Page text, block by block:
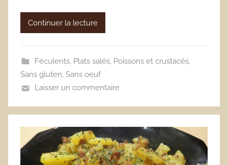
Continuer la lecture
Féculents, Plats salés, Poissons et crustacés,
Sans gluten, Sans oeuf
Laisser un commentaire